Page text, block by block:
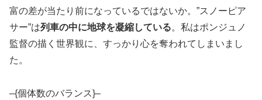
富の差が当たり前になっているではないか。”スノーピア
サー”は列車の中に地球を凝縮している。私はポンジュノ
監督の描く世界観に、すっかり心を奪われてしまいまし
た。
–{個体数のバランス}–